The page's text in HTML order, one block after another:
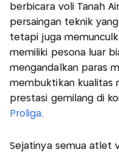
berbicara voli Tanah
persaingan teknik
tetapi juga
memiliki pesona luar
mengandalkan paras
membuktikan kualitas
prestasi gemilang di
Proliga.
Sejatinya semua atlet